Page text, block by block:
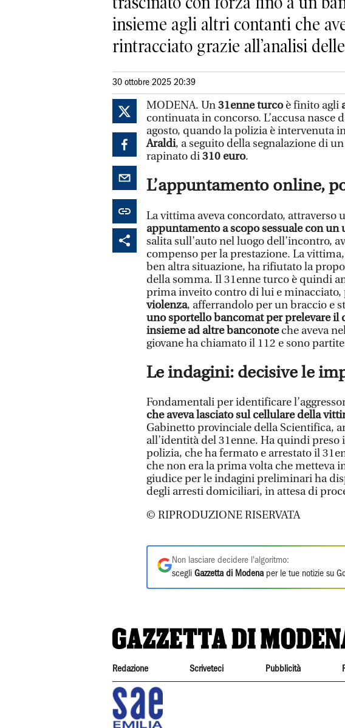
insieme agli altri contanti che
rintracciato grazie all’analisi
30 ottobre 2025 20:39
MODENA. Un31enne turcoè finito agli
continuata in concorso. L’accusa nasce
agosto, quando la polizia è intervenuta
Araldi, a seguito della segnalazione di un
rapinato di310 euro.
L’appuntamento online,
La vittima aveva concordato, attraverso
appuntamento a scopo sessuale con un
salita sull’auto nel luogo dell’incontro,
compenso per la prestazione. La
ben altra situazione, ha rifiutato la
della somma. Il 31enne turco è quindi
prima inveito contro di lui e minacciato,
violenza, afferrandolo per un braccio e
uno sportello bancomat per prelevare il
insieme ad altre banconoteche aveva
giovane ha chiamato il 112 e sono
Le indagini: decisive le
Fondamentali per identificare
che aveva lasciato sul cellulare della
Gabinetto provinciale della Scientifica,
all’identità del 31enne. Ha quindi preso
polizia, che ha fermato e arrestato il
che non era la prima volta che metteva
giudice per le indagini preliminari ha
degli arresti domiciliari, in attesa di
© RIPRODUZIONE RISERVATA
Non lasciare decidere l'algoritmo:
scegli Gazzetta di Modena per le tue notizie su
Redazione Scriveteci Pubblicità